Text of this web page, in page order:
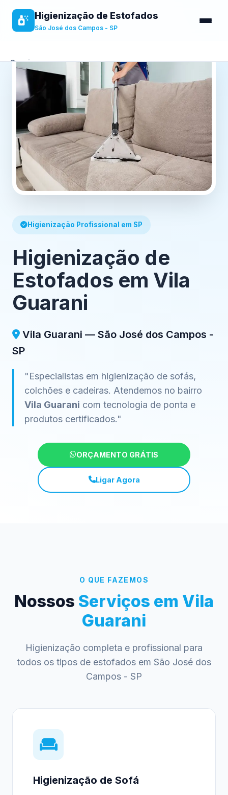
Higienização de Estofados
São José dos Campos - SP
Serviços
Sobre
Benefícios
Contato
Higienização Profissional em SP
Higienização de
Estofados em Vila
Guarani
Vila Guarani — São José dos Campos -
SP
"Especialistas em higienização de sofás,
colchões e cadeiras. Atendemos no bairro
Vila Guarani com tecnologia de ponta e
produtos certificados."
ORÇAMENTO GRÁTIS
Ligar Agora
O QUE FAZEMOS
Nossos Serviços em Vila
Guarani
Higienização completa e profissional para
todos os tipos de estofados em São José dos
Campos - SP
Higienização de Sofá